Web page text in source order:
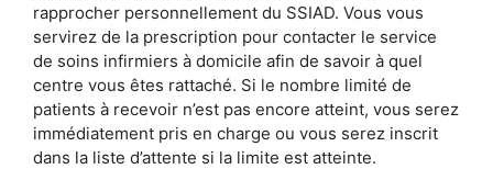
rapprocher personnellement du SSIAD. Vous vous
servirez de la prescription pour contacter le service
de soins infirmiers à domicile afin de savoir à quel
centre vous êtes rattaché. Si le nombre limité de
patients à recevoir n’est pas encore atteint, vous serez
immédiatement pris en charge ou vous serez inscrit
dans la liste d’attente si la limite est atteinte.